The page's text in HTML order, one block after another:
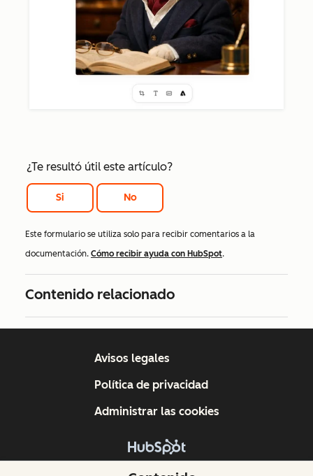
¿Te resultó útil este artículo?
Si No
Este formulario se utiliza solo para recibir comentarios a la
documentación. Cómo recibir ayuda con HubSpot.
Contenido relacionado
Copyright © 2026 HubSpot, Inc.
Avisos legales
Política de privacidad
Administrar las cookies